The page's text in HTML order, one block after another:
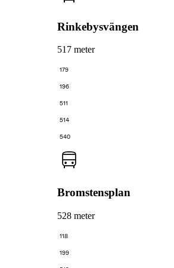
Rinkebysvängen
517 meter
179
196
511
514
540
Bromstensplan
528 meter
118
199